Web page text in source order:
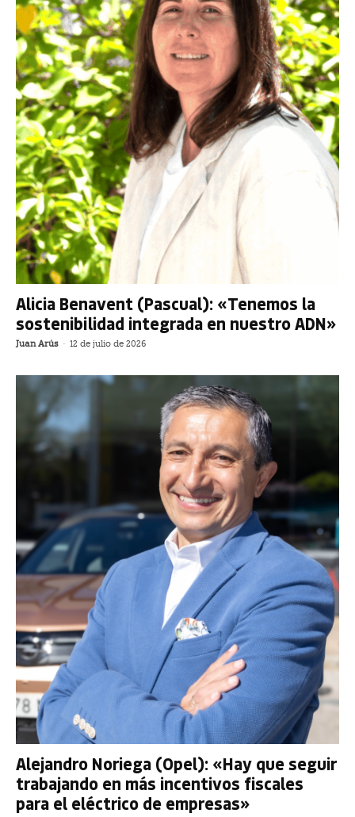
Alicia Benavent (Pascual): «Tenemos la
sostenibilidad integrada en nuestro ADN»
Juan Arús - 12 de julio de 2026
Alejandro Noriega (Opel): «Hay que seguir
trabajando en más incentivos fiscales
para el eléctrico de empresas»